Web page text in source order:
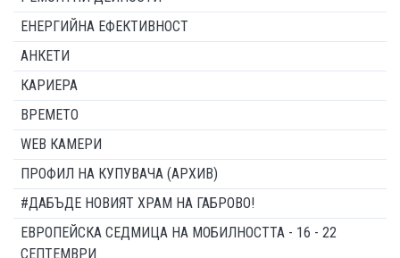
ЕНЕРГИЙНА ЕФЕКТИВНОСТ
АНКЕТИ
КАРИЕРА
ВРЕМЕТО
WEB КАМЕРИ
ПРОФИЛ НА КУПУВАЧА (АРХИВ)
#ДАБЪДЕ НОВИЯТ ХРАМ НА ГАБРОВО!
ЕВРОПЕЙСКА СЕДМИЦА НА МОБИЛНОСТТА - 16 - 22
СЕПТЕМВРИ